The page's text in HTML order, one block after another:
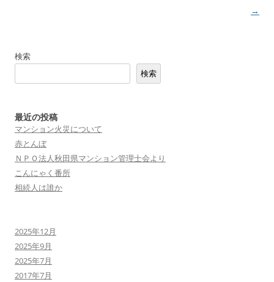
ゲ
ョ
ン
→
検索
検索
最近の投稿
マンション火災について
赤とんぼ
ＮＰＯ法人秋田県マンション管理士会より
こんにゃく番所
相続人は誰か
2025年12月
2025年9月
2025年7月
2017年7月